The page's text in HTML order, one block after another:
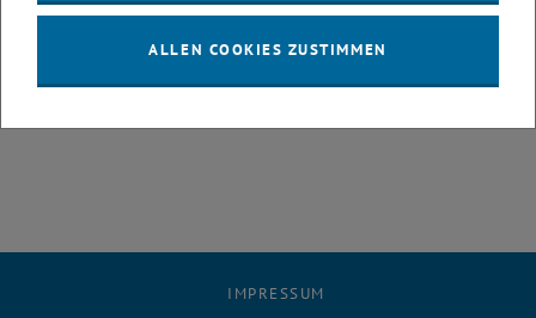
Information und Anmeldung unter <link>golf@ifm.tuwien.ac.at
IMPRESSUM
ALLEN COOKIES ZUSTIMMEN